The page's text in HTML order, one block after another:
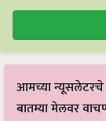
आमच्या न्यूसलेटरचे
बातम्या मेलवर